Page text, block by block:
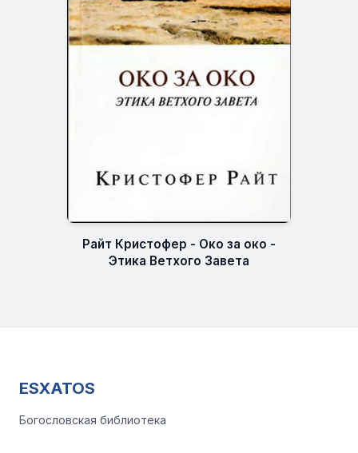
Райт Кристофер - Око за око -
Этика Ветхого Завета
ESXATOS
Богословская библиотека